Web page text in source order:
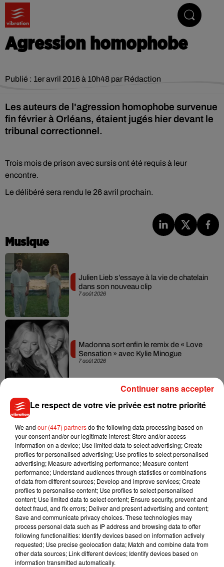
Agression homophobe
Publié : 1er avril 2016 à 10h48 par Rédaction
Les auteurs de l'agression homophobe survenue
fin février à Orléans, étaient jugés hier devant le
tribunal correctionnel.
Trois mois de prison avec sursis ont été requis à leur
encontre.
Le délibéré sera rendu le 26 avril prochain.
Musique
7 août 2026
Julien Lieb s’essaye à la vie de chatelain
dans son nouveau clip
7 août 2026
Madonna sort enfin le remix de « Love
Sensation » avec Kylie Minogue
7 août 2026
Tayc et Didi B dévoilent le single le plus
7 août 2026
Angèle et Amélie Lens dévoilent leur
collaboration tant attendue
5 août 2026
Benny Blanco invite Selena Gomez et
Becky G sur son nouveau single
Le respect de votre vie privée est notre priorité
We and our (447) partnersdo the following data processing based on
your consent and/or our legitimate interest: Store and/or access
information on a device; Use limited data to select advertising; Create
profiles for personalised advertising; Use profiles to select personalised
advertising; Measure advertising performance; Measure content
performance; Understand audiences through statistics or combinations
of data from different sources; Develop and improve services; Create
profiles to personalise content; Use profiles to select personalised
content; Use limited data to select content; Ensure security, prevent and
detect fraud, and fix errors; Deliver and present advertising and content;
Save and communicate privacy choices. These technologies may
process personal data such as IP address and browsing data to offer
following functionalities: Identify devices based on information actively
requested; Use precise geolocation data; Match and combine data from
other data sources; Link different devices; Identify devices based on
information transmitted automatically.
Continuer sans accepter